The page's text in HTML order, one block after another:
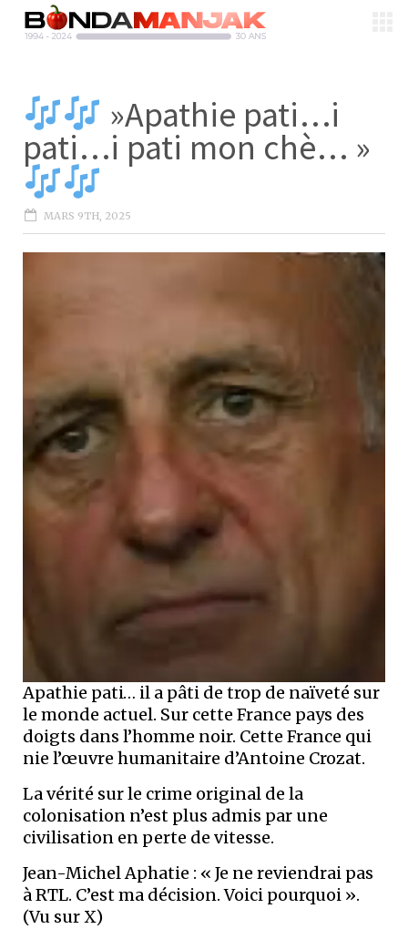
»Apathie pati…i
pati…i pati mon chè… »
MARS 9TH, 2025
Apathie pati… il a pâti de trop de naïveté sur
le monde actuel. Sur cette France pays des
doigts dans l’homme noir. Cette France qui
nie l’œuvre humanitaire d’Antoine Crozat.
La vérité sur le crime original de la
colonisation n’est plus admis par une
civilisation en perte de vitesse.
Jean-Michel Aphatie : « Je ne reviendrai pas
à RTL. C’est ma décision. Voici pourquoi ».
(Vu sur X)